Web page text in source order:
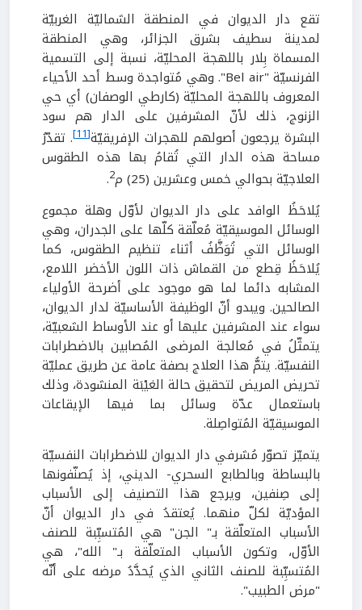
تقع دار الديوان في المنطقة الشماليّة الغربيّة
لمدينة سطيف بشرق الجزائر، وهي المنطقة
المسماة بِلار باللهجة المحليّة، نسبة إلى التسمية
الفرنسيّة "Bel air". وهي مُتواجدة وسط أحد الأحياء
المعروف باللهجة المحليّة (كارطي الوصفان) أي حي
الزنوج، ذلك لأنّ المشرفين على الدار هم سود
البشرة يرجعون أصولهم للهجرات الإفريقيّة[11]
. تقدّرُ
مساحة هذه الدار التي تُقامُ بها هذه الطقوس
العلاجيّة بحوالي خمس وعشرين (25) م
2
.
يُلاحَظُ الوافد على دار الديوان لأوّل وهلة مجموع
الوسائل الموسيقيّة مُعلّقة كلّها على الجدران، وهي
الوسائل التي تُوَظَّفُ أثناء تنظيم الطقوس، كما
يُلاحَظُ قِطع من القماش ذات اللون الأخضر اللامع،
المشابه دائما لما هو موجود على أضرحة الأولياء
الصالحين. ويبدو أنّ الوظيفة الأساسيّة لدار الديوان،
سواء عند المشرفين عليها أو عند الأوساط الشعبيّة،
يتمثّلُ في مُعالجة المرضى المُصابين بالاضطرابات
النفسيّة. يتمُّ هذا العلاج بصفة عامة عن طريق عمليّة
تحريض المريض لتحقيق حالة الغيْبَة المنشودة، وذلك
باستعمال عدّة وسائل بما فيها الإيقاعات
الموسيقيّة المُتواصِلة.
يتميّز تصوّر مُشرفي دار الديوان للاضطرابات النفسيّة
بالبساطة وبالطابع السحري- الديني، إذ يُصنّفونها
إلى صِنفين، ويرجع هذا التصنيف إلى الأسباب
المؤديّة لكلّ منهما. يُعتقدُ في دار الديوان أنّ
الأسباب المتعلّقة بـ" الجن" هي المُتسبِّبة للصنف
الأوّل، وتكون الأسباب المتعلّقة بـ" الله"، هي
المُتسبِّبة للصنف الثاني الذي يُحدَّدُ مرضه على أنّه
"مرض الطبيب".